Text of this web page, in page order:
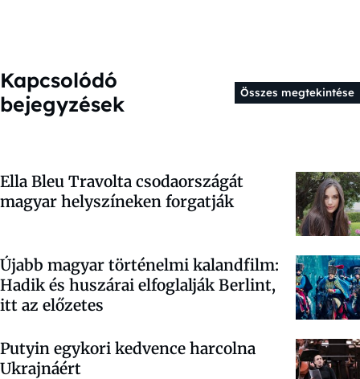
Kapcsolódó
bejegyzések
Összes megtekintése
Ella Bleu Travolta csodaországát
magyar helyszíneken forgatják
Újabb magyar történelmi kalandfilm:
Hadik és huszárai elfoglalják Berlint,
itt az előzetes
Putyin egykori kedvence harcolna
Ukrajnáért